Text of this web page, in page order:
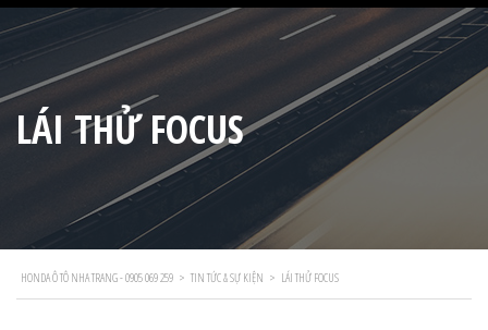
LÁI THỬ FOCUS
HONDA Ô TÔ NHA TRANG - 0905 069 259 > TIN TỨC & SỰ KIỆN > LÁI THỬ FOCUS